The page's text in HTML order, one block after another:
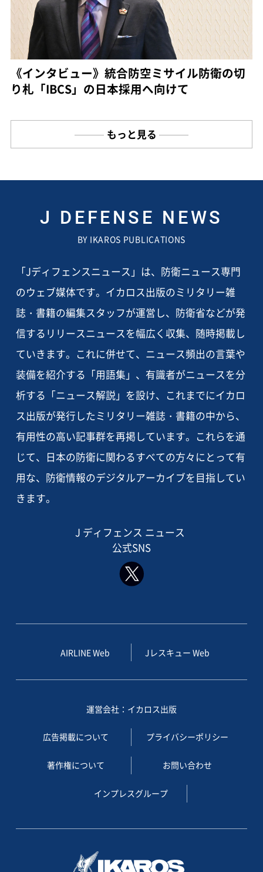
《インタビュー》統合防空ミサイル防衛の切
り札「IBCS」の日本採用へ向けて
もっと見る
J DEFENSE NEWS
BY IKAROS PUBLICATIONS
「Jディフェンスニュース」は、防衛ニュース専門
のウェブ媒体です。イカロス出版のミリタリー雑
誌・書籍の編集スタッフが運営し、防衛省などが発
信するリリースニュースを幅広く収集、随時掲載し
ていきます。これに併せて、ニュース頻出の言葉や
装備を紹介する「用語集」、有識者がニュースを分
析する「ニュース解説」を設け、これまでにイカロ
ス出版が発行したミリタリー雑誌・書籍の中から、
有用性の高い記事群を再掲しています。これらを通
じて、日本の防衛に関わるすべての方々にとって有
用な、防衛情報のデジタルアーカイブを目指してい
きます。
J ディフェンス ニュース
公式SNS
AIRLINE Web Jレスキュー Web
運営会社：イカロス出版
広告掲載について プライバシーポリシー
著作権について お問い合わせ
インプレスグループ